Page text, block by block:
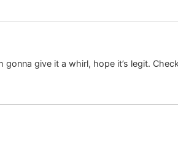
give it a whirl, hope it’s legit.